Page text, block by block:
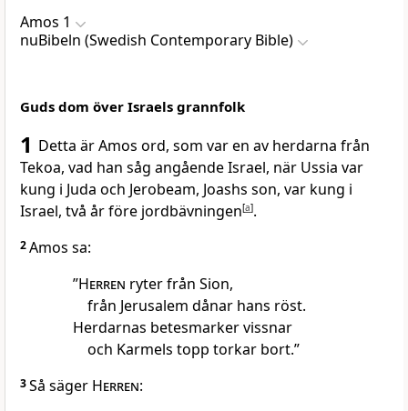
Amos 1
nuBibeln (Swedish Contemporary Bible)
Guds dom över Israels grannfolk
1 Detta är Amos ord, som var en av herdarna från
Tekoa, vad han såg angående Israel, när Ussia var
kung i Juda och Jerobeam, Joashs son, var kung i
Israel, två år före jordbävningen[a].
2Amos sa:
”Herren ryter från Sion,
från Jerusalem dånar hans röst.
Herdarnas betesmarker vissnar
och Karmels topp torkar bort.”
3Så säger Herren: